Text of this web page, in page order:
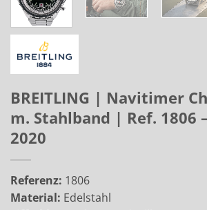
BREITLING | Navitimer
m. Stahlband | Ref. 1806
2020
Referenz: 1806
Material: Edelstahl